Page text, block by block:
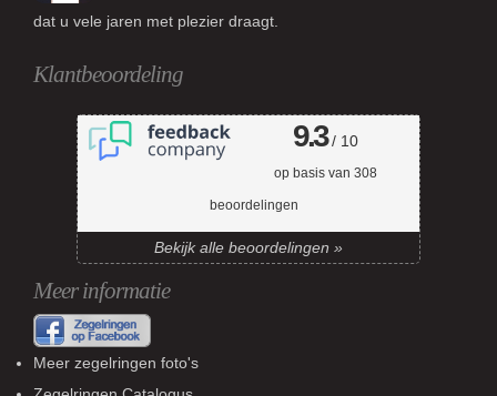
dat u vele jaren met plezier draagt.
Klantbeoordeling
9.3/ 10
op basis van 308
beoordelingen
Bekijk alle beoordelingen »
Meer informatie
Meer zegelringen foto's